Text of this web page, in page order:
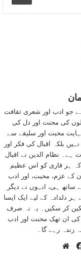
جو ادب اور شعری ثقافت
کی محنت اور دل کی
محبت اور سلیقے سے
بلکہ اقبال کی فکر اور
نظام الدین نے اقبال
ہر قاری کو اس عظیم
کے عزم، محبت، اور ادب
ہی، انہوں نے دیگر
دلدادہ کے لیے ایک ایسا
کر سکیں۔ یہ نہ صرف
کی ان تھک محنت اور ادب
رہے گا۔